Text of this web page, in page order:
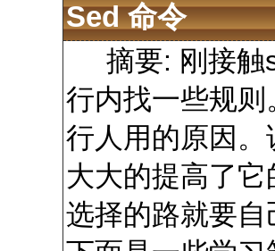
Sed 命令
摘要: 刚接触
行内找一些规
行人用的原因
大大的提高了
选择的路就要